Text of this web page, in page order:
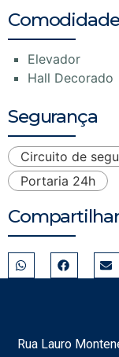
Elevador
Hall Decorado
Segurança
Circuito de
Portaria 24h
Rua Lauro